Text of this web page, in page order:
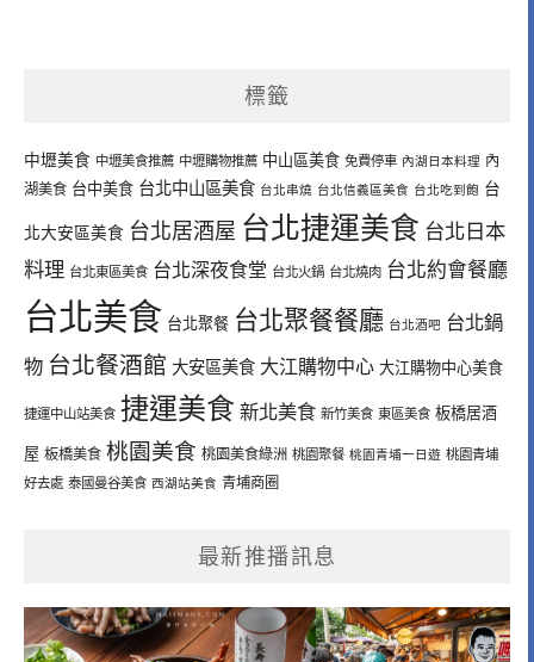
標籤
中壢美食 中壢美食推薦 中壢購物推薦 中山區美食 免費停車 內湖日本料理 內
湖美食 台中美食 台北中山區美食 台北串燒 台北信義區美食 台北吃到飽 台
北大安區美食 台北居酒屋 台北捷運美食 台北日本
料理 台北東區美食 台北深夜食堂 台北火鍋 台北燒肉 台北約會餐廳
台北美食 台北聚餐 台北聚餐餐廳 台北酒吧 台北鍋
物 台北餐酒館 大安區美食 大江購物中心 大江購物中心美食
捷運中山站美食 捷運美食 新北美食 新竹美食 東區美食 板橋居酒
屋 板橋美食 桃園美食 桃園美食綠洲 桃園聚餐 桃園青埔一日遊 桃園青埔
好去處 泰國曼谷美食 西湖站美食 青埔商圈
最新推播訊息